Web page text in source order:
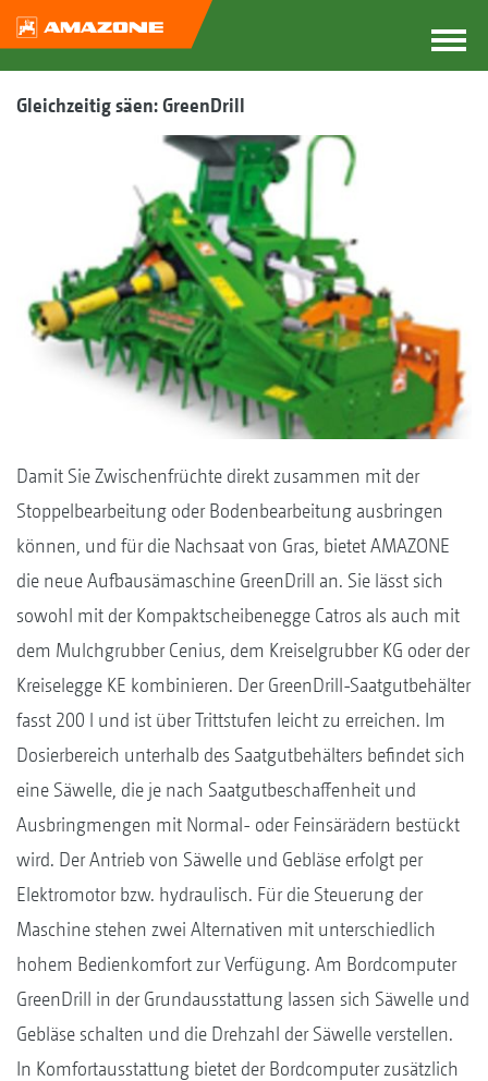
Gleichzeitig säen: GreenDrill
Damit Sie Zwischenfrüchte direkt zusammen mit der
Stoppelbearbeitung oder Bodenbearbeitung ausbringen
können, und für die Nachsaat von Gras, bietet AMAZONE
die neue Aufbausämaschine GreenDrill an. Sie lässt sich
sowohl mit der Kompaktscheibenegge Catros als auch mit
dem Mulchgrubber Cenius, dem Kreiselgrubber KG oder der
Kreiselegge KE kombinieren. Der GreenDrill-Saatgutbehälter
fasst 200 l und ist über Trittstufen leicht zu erreichen. Im
Dosierbereich unterhalb des Saatgutbehälters befindet sich
eine Säwelle, die je nach Saatgutbeschaffenheit und
Ausbringmengen mit Normal- oder Feinsärädern bestückt
wird. Der Antrieb von Säwelle und Gebläse erfolgt per
Elektromotor bzw. hydraulisch. Für die Steuerung der
Maschine stehen zwei Alternativen mit unterschiedlich
hohem Bedienkomfort zur Verfügung. Am Bordcomputer
GreenDrill in der Grundausstattung lassen sich Säwelle und
Gebläse schalten und die Drehzahl der Säwelle verstellen.
In Komfortausstattung bietet der Bordcomputer zusätzlich